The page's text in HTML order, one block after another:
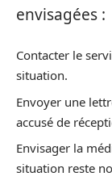
envisagées :
Contacter le
situation.
Envoyer une
accusé de
Envisager la
situation reste